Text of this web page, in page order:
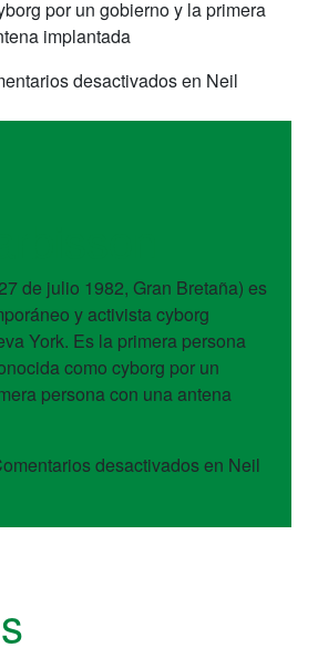
por un gobierno y la primera
implantada
desactivadosen Neil
de julio 1982, Gran Bretaña) es
y activista cyborg
York. Es la primera persona
como cyborg por un
persona con una antena
desactivadosen Neil